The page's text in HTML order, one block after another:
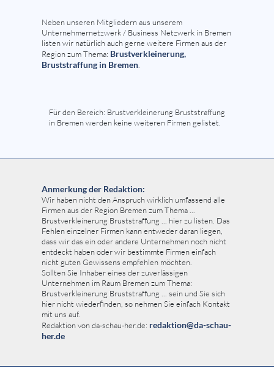
Neben unseren Mitgliedern aus unserem
Unternehmernetzwerk / Business Netzwerk in Bremen
listen wir natürlich auch gerne weitere Firmen aus der
Region zum Thema: Brustverkleinerung,
Bruststraffung in Bremen.
Für den Bereich: Brustverkleinerung Bruststraffung
in Bremen werden keine weiteren Firmen gelistet.
Anmerkung der Redaktion:
Wir haben nicht den Anspruch wirklich umfassend alle
Firmen aus der Region Bremen zum Thema ...
Brustverkleinerung Bruststraffung ... hier zu listen. Das
Fehlen einzelner Firmen kann entweder daran liegen,
dass wir das ein oder andere Unternehmen noch nicht
entdeckt haben oder wir bestimmte Firmen einfach
nicht guten Gewissens empfehlen möchten.
Sollten Sie Inhaber eines der zuverlässigen
Unternehmen im Raum Bremen zum Thema:
Brustverkleinerung Bruststraffung ... sein und Sie sich
hier nicht wiederfinden, so nehmen Sie einfach Kontakt
mit uns auf.
Redaktion von da-schau-her.de: redaktion@da-schau-
her.de